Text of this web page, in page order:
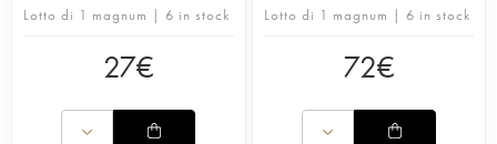
Lotto di 1 magnum | 6 in stock
27€
Lotto di 1 magnum | 6 in stock
72€